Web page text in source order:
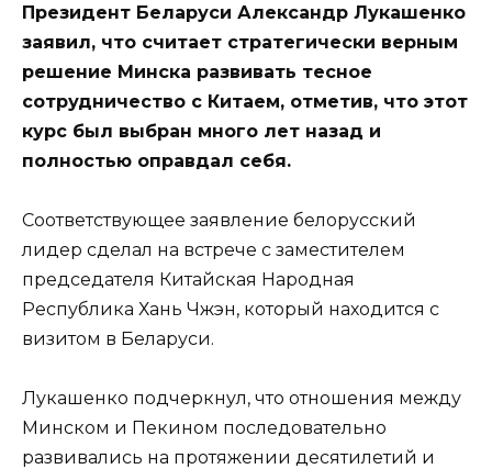
Президент Беларуси Александр Лукашенко
заявил, что считает стратегически верным
решение Минска развивать тесное
сотрудничество с Китаем, отметив, что этот
курс был выбран много лет назад и
полностью оправдал себя.
Соответствующее заявление белорусский
лидер сделал на встрече с заместителем
председателя Китайская Народная
Республика Хань Чжэн, который находится с
визитом в Беларуси.
Лукашенко подчеркнул, что отношения между
Минском и Пекином последовательно
развивались на протяжении десятилетий и